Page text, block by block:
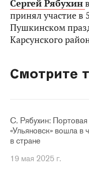
Сергей Рябухин
принял участие в
Пушкинском
Карсунского
Смотрите
С. Рябухин:
«Ульяновск» вошла в
в стране
19 мая 2025 г.